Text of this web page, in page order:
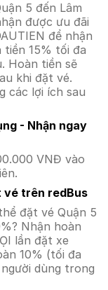
5 đến Lâm
được ưu đãi
để nhận
tiền 15% tối đa
Hoàn tiền sẽ
khi đặt vé.
các lợi ích sau
- Nhận ngay
VNĐ vào
vé trên redBus
đặt vé Quận 5
Nhận hoàn
lần đặt xe
10% (tối đa
dùng trong